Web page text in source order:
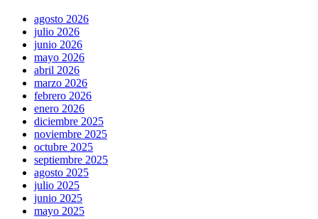
agosto 2026
julio 2026
junio 2026
mayo 2026
abril 2026
marzo 2026
febrero 2026
enero 2026
diciembre 2025
noviembre 2025
octubre 2025
septiembre 2025
agosto 2025
julio 2025
junio 2025
mayo 2025